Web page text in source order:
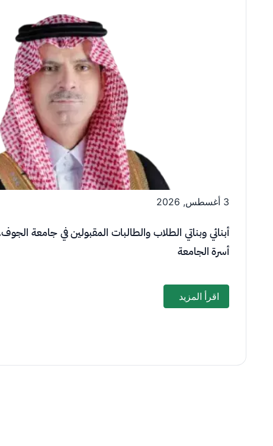
3 أغسطس, 2026
أبنائي وبناتي الطلاب والطالبات المقبولين في جامعة
أسرة الجامعة
اقرأ المزيد